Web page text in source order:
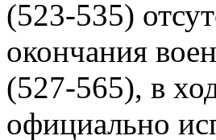
(523-535)
окончания
(527-565), в
официально